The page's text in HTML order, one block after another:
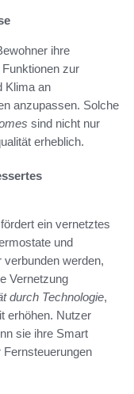
ihre
zur
Klima an
anzupassen. Solche
sind nicht nur
erheblich.
ein vernetztes
und
werden,
Vernetzung
durch Technologie,
erhöhen. Nutzer
sie ihre Smart